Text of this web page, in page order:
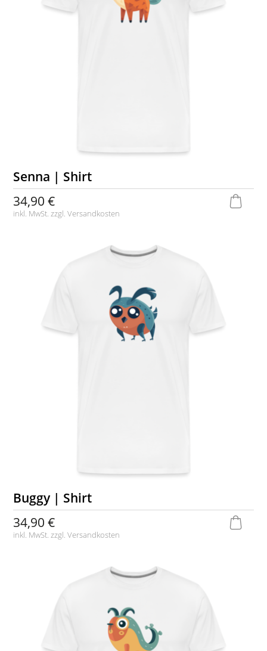
Senna | Shirt
34,90 €
inkl. MwSt. zzgl.Versandkosten
Buggy | Shirt
34,90 €
inkl. MwSt. zzgl.Versandkosten